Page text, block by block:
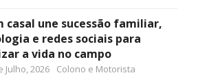
casal une sucessão familiar,
e redes sociais para
a vida no campo
Julho, 2026 Colono e Motorista